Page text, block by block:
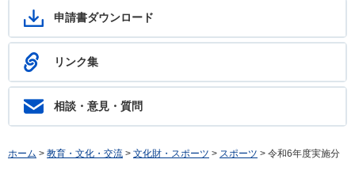
申請書ダウンロード
リンク集
相談・意見・質問
ホーム > 教育・文化・交流 > 文化財・スポーツ > スポーツ > 令和6年度実施分